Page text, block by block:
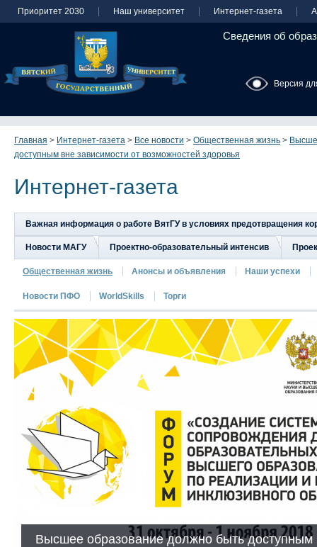
Приоритет 2030 Наш университет Интернет-газета
Сведения об
Версия
Главная > Интернет-газета > Все новости > Общественная жизнь >
доступным вне зависимости от возможностей здоровья
Интернет-газета
Важная информация о работе ВятГУ в условиях предотвращения
Новости МАГУ Проектно-образовательный интенсив
Общественная жизнь Анонсы и объявления Наши успехи
Новости ПФО WorldSkills Торги
Высшее образование должно быть доступным